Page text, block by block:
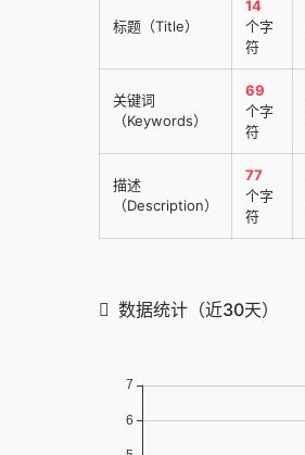
标题（Title）
14
个字
符
关键词
（Keywords）
69
个字
符
描述
（Description）
77
个字
符
数据统计（近30天）